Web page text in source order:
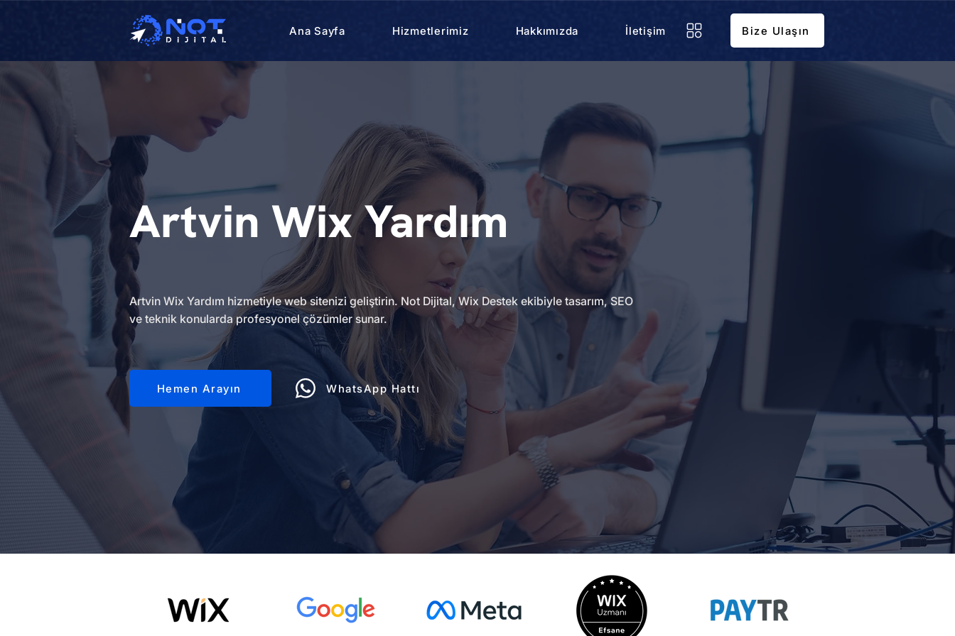
Ana Sayfa Hizmetlerimiz Hakkımızda İletişim Bize Ulaşın
Artvin Wix Yardım
Artvin Wix Yardım hizmetiyle web sitenizi geliştirin. Not Dijital, Wix Destek ekibiyle tasarım, SEO
ve teknik konularda profesyonel çözümler sunar.
Hemen Arayın WhatsApp Hattı